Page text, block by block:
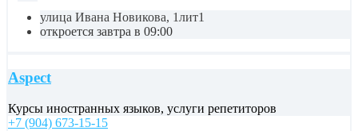
улица Ивана Новикова, 1лит1
откроется завтра в 09:00
Aspect
Курсы иностранных языков, услуги репетиторов
+7 (904) 673-15-15